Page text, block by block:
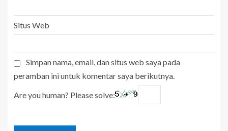
Situs Web
Simpan nama, email, dan situs web saya pada
peramban ini untuk komentar saya berikutnya.
Are you human? Please solve: